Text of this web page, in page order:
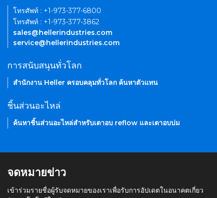
โทรศัพท์ : +1-973-377-6800
โทรศัพท์ : +1-973-377-3862
sales@hellerindustries.com
service@hellerindustries.com
การสนับสนุนทั่วโลก
สำนักงาน Heller ครอบคลุมทั่วโลก ค้นหาตัวแทน
ชิ้นส่วนอะไหล่
ค้นหาชิ้นส่วนอะไหล่สำหรับเตาอบ reflow และเตาอบบ่ม
จดหมายข่าว
เข้าร่วมรายชื่อผู้รับจดหมายของเราเพื่อรับการอัปเดตในอนาคตเกี่ยว